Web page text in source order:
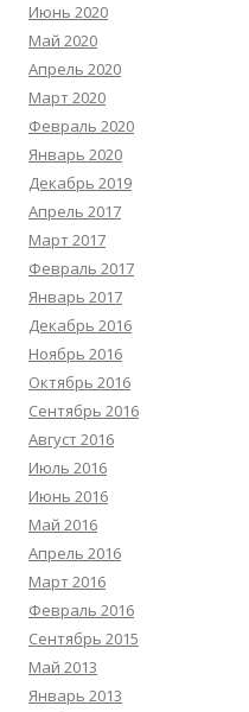
Июнь 2020
Май 2020
Апрель 2020
Март 2020
Февраль 2020
Январь 2020
Декабрь 2019
Апрель 2017
Март 2017
Февраль 2017
Январь 2017
Декабрь 2016
Ноябрь 2016
Октябрь 2016
Сентябрь 2016
Август 2016
Июль 2016
Июнь 2016
Май 2016
Апрель 2016
Март 2016
Февраль 2016
Сентябрь 2015
Май 2013
Январь 2013